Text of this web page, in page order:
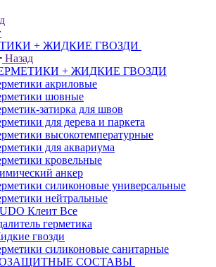
+ ЖИДКИЕ ГВОЗДИ
Назад
+ ЖИДКИЕ ГВОЗДИ
акриловые
шовные
затирка для швов
для дерева и паркета
высокотемпературные
для аквариума
кровельные
анкер
силиконовые универсальные
нейтральные
Клеит Все
герметика
гвозди
силиконовые санитарные
СОСТАВЫ